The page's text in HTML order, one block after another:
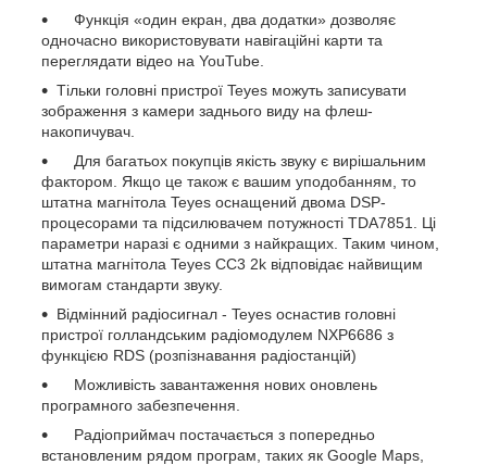
Функція «один екран, два додатки» дозволяє
одночасно використовувати навігаційні карти та
переглядати відео на YouTube.
Тільки головні пристрої Teyes можуть записувати
зображення з камери заднього виду на флеш-
накопичувач.
Для багатьох покупців якість звуку є вирішальним
фактором. Якщо це також є вашим уподобанням, то
штатна магнітола Teyes оснащений двома DSP-
процесорами та підсилювачем потужності TDA7851. Ці
параметри наразі є одними з найкращих. Таким чином,
штатна магнітола Teyes CC3 2k відповідає найвищим
вимогам стандарти звуку.
Відмінний радіосигнал - Teyes оснастив головні
пристрої голландським радіомодулем NXP6686 з
функцією RDS (розпізнавання радіостанцій)
Можливість завантаження нових оновлень
програмного забезпечення.
Радіоприймач постачається з попередньо
встановленим рядом програм, таких як Google Maps,